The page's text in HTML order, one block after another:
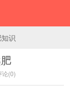
识
论(0)